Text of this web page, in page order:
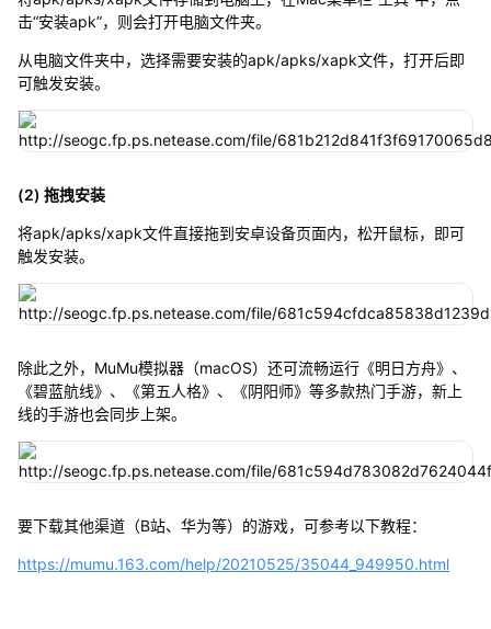
击“安装apk”，则会打开电脑文件夹。
从电脑文件夹中，选择需要安装的apk/apks/xapk文件，打开后即
可触发安装。
(2) 拖拽安装
将apk/apks/xapk文件直接拖到安卓设备页面内，松开鼠标，即可
触发安装。
除此之外，MuMu模拟器（macOS）还可流畅运行《明日方舟》、
《碧蓝航线》、《第五人格》、《阴阳师》等多款热门手游，新上
线的手游也会同步上架。
要下载其他渠道（B站、华为等）的游戏，可参考以下教程：
https://mumu.163.com/help/20210525/35044_949950.html